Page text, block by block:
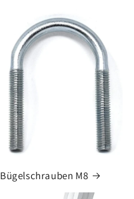
Bügelschrauben M8